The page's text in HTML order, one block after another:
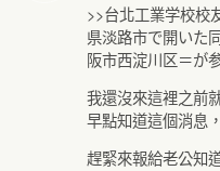
>>台北工業学校校
県淡路市で開いた
阪市西淀川区＝が
我還沒來這裡之前
早點知道這個消息
趕緊來報給老公